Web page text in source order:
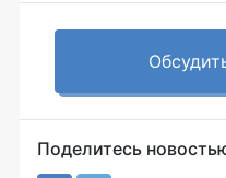
Поделитесь